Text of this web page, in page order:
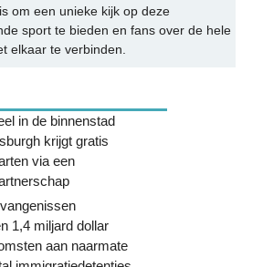
om een unieke kijk op deze
sport te bieden en fans over de hele
elkaar te verbinden.
in de binnenstad
krijgt gratis
via een
1,4 miljard dollar
aan naarmate